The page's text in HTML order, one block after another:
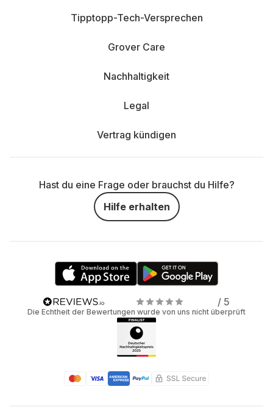
Tipptopp-Tech-Versprechen
Grover Care
Nachhaltigkeit
Legal
Vertrag kündigen
Hast du eine Frage oder brauchst du Hilfe?
Hilfe erhalten
/ 5
Die Echtheit der Bewertungen wurde von uns nicht überprüft